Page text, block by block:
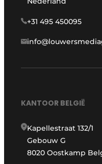
+31 495 450095
KANTOOR BELGIË
Kapellestraat 132/1
Gebouw G
8020 Oostkamp